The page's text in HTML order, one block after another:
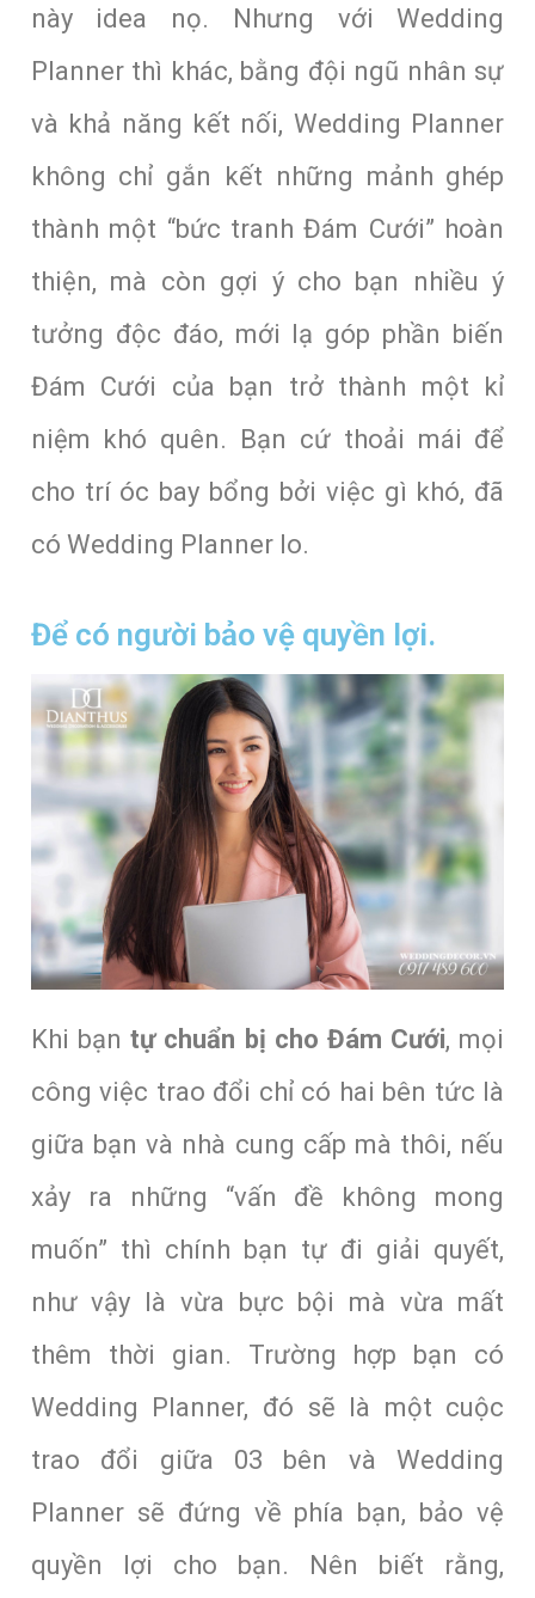
này idea nọ. Nhưng với Wedding
Planner thì khác, bằng đội ngũ nhân sự
và khả năng kết nối, Wedding Planner
không chỉ gắn kết những mảnh ghép
thành một “bức tranh Đám Cưới” hoàn
thiện, mà còn gợi ý cho bạn nhiều ý
tưởng độc đáo, mới lạ góp phần biến
Đám Cưới của bạn trở thành một kỉ
niệm khó quên. Bạn cứ thoải mái để
cho trí óc bay bổng bởi việc gì khó, đã
có Wedding Planner lo.
Để có người bảo vệ quyền lợi.
Khi bạntự chuẩn bị cho Đám Cưới, mọi
công việc trao đổi chỉ có hai bên tức là
giữa bạn và nhà cung cấp mà thôi, nếu
xảy ra những “vấn đề không mong
muốn” thì chính bạn tự đi giải quyết,
như vậy là vừa bực bội mà vừa mất
thêm thời gian. Trường hợp bạn có
Wedding Planner, đó sẽ là một cuộc
trao đổi giữa 03 bên và Wedding
Planner sẽ đứng về phía bạn, bảo vệ
quyền lợi cho bạn. Nên biết rằng,